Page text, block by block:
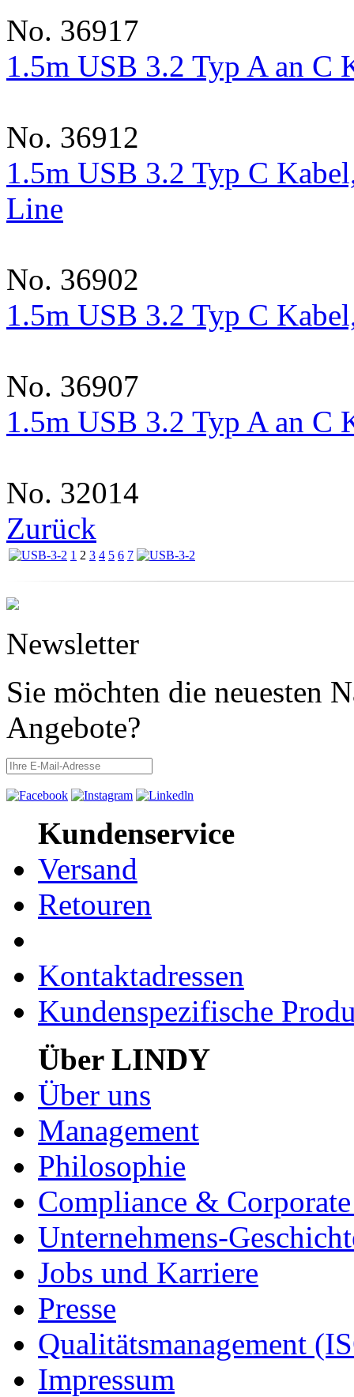
No. 36917
1.5m USB 3.2 Typ A an C
No. 36912
1.5m USB 3.2 Typ C
Line
No. 36902
1.5m USB 3.2 Typ C
No. 36907
1.5m USB 3.2 Typ A an C
No. 32014
Zurück
1 2 3 4 5 6 7
Newsletter
Sie möchten die neuesten
Angebote?
Kundenservice
Versand
Retouren
Kontaktadressen
Kundenspezifische
Über LINDY
Über uns
Management
Philosophie
Compliance &
Unternehmens-
Jobs und Karriere
Presse
Qualitätsmanagement
Impressum